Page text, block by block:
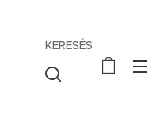
KERESÉS